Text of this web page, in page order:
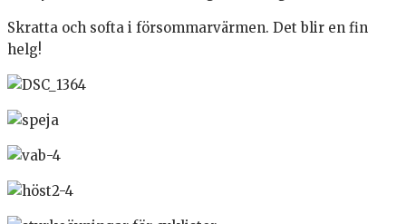
Skratta och softa i försommarvärmen. Det blir en fin
helg!